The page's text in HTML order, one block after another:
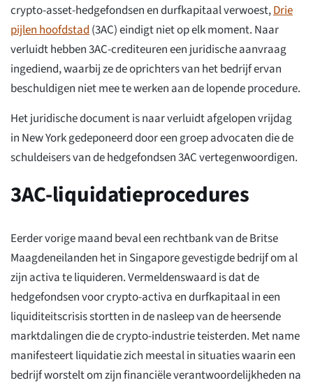
crypto-asset-hedgefondsen en durfkapitaal verwoest,Drie
pijlen hoofdstad (3AC) eindigt niet op elk moment. Naar
verluidt hebben 3AC-crediteuren een juridische aanvraag
ingediend, waarbij ze de oprichters van het bedrijf ervan
beschuldigen niet mee te werken aan de lopende procedure.
Het juridische document is naar verluidt afgelopen vrijdag
in New York gedeponeerd door een groep advocaten die de
schuldeisers van de hedgefondsen 3AC vertegenwoordigen.
3AC-liquidatieprocedures
Eerder vorige maand beval een rechtbank van de Britse
Maagdeneilanden het in Singapore gevestigde bedrijf om al
zijn activa te liquideren. Vermeldenswaard is dat de
hedgefondsen voor crypto-activa en durfkapitaal in een
liquiditeitscrisis stortten in de nasleep van de heersende
marktdalingen die de crypto-industrie teisterden. Met name
manifesteert liquidatie zich meestal in situaties waarin een
bedrijf worstelt om zijn financiële verantwoordelijkheden na